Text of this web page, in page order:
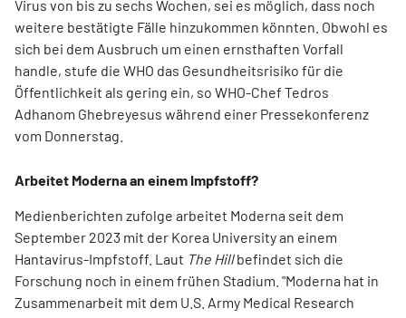
Virus von bis zu sechs Wochen, sei es möglich, dass noch
weitere bestätigte Fälle hinzukommen könnten. Obwohl es
sich bei dem Ausbruch um einen ernsthaften Vorfall
handle, stufe die WHO das Gesundheitsrisiko für die
Öffentlichkeit als gering ein, so WHO-Chef Tedros
Adhanom Ghebreyesus während einer Pressekonferenz
vom Donnerstag.
Arbeitet Moderna an einem Impfstoff?
Medienberichten zufolge arbeitet Moderna seit dem
September 2023 mit der Korea University an einem
Hantavirus-Impfstoff. Laut The Hillbefindet sich die
Forschung noch in einem frühen Stadium. "Moderna hat in
Zusammenarbeit mit dem U.S. Army Medical Research